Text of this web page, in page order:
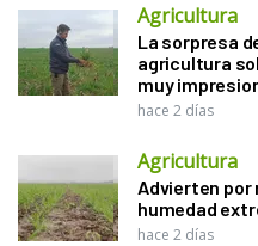
Agricultura
La sorpresa
agricultura
muy
hace 2 días
Agricultura
Advierten por
humedad
hace 2 días